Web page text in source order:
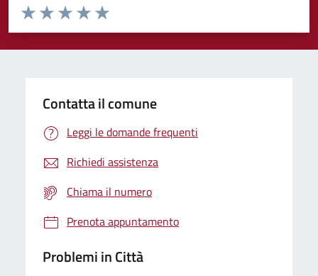
Domanda
Valuta da 1 a 5 stelle la pagina
Valuta 5 stelle su 5
Valuta 4 stelle su 5
Valuta 3 stelle su 5
Valuta 2 stelle su 5
Valuta 1 stelle su 5
Contatta il comune
Leggi le domande frequenti
Richiedi assistenza
Chiama il numero
Prenota appuntamento
Problemi in Città